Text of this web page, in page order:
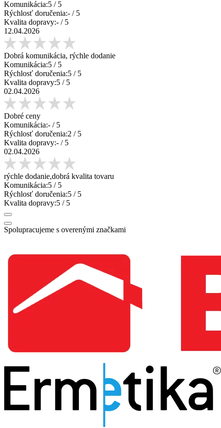
Komunikácia:5 / 5
Rýchlosť doručenia:- / 5
Kvalita dopravy:- / 5
12.04.2026
Dobrá komunikácia, rýchle dodanie
Komunikácia:5 / 5
Rýchlosť doručenia:5 / 5
Kvalita dopravy:5 / 5
02.04.2026
Dobré ceny
Komunikácia:- / 5
Rýchlosť doručenia:2 / 5
Kvalita dopravy:- / 5
02.04.2026
rýchle dodanie,dobrá kvalita tovaru
Komunikácia:5 / 5
Rýchlosť doručenia:5 / 5
Kvalita dopravy:5 / 5
Spolupracujeme s overenými značkami